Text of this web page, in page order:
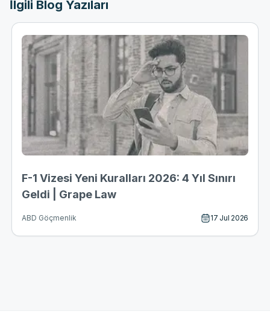
İlgili Blog Yazıları
F-1 Vizesi Yeni Kuralları 2026: 4 Yıl Sınırı
Geldi | Grape Law
ABD Göçmenlik 17 Jul 2026